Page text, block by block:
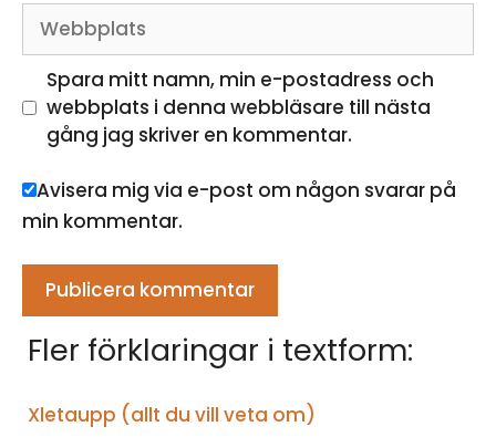
Webbplats
Spara mitt namn, min e-postadress och
webbplats i denna webbläsare till nästa
gång jag skriver en kommentar.
Avisera mig via e-post om någon svarar på
min kommentar.
Fler förklaringar i textform:
Xletaupp (allt du vill veta om)